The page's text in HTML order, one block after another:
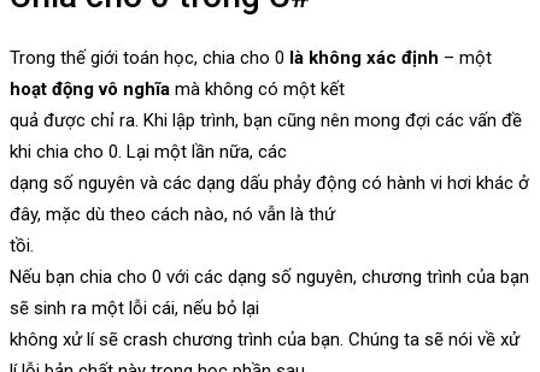
Trong thế giới toán học, chia cho 0 là không xác định – một
hoạt động vô nghĩa mà không có một kết
quả được chỉ ra. Khi lập trình, bạn cũng nên mong đợi các vấn đề
khi chia cho 0. Lại một lần nữa, các
dạng số nguyên và các dạng dấu phảy động có hành vi hơi khác ở
đây, mặc dù theo cách nào, nó vẫn là thứ
tồi.
Nếu bạn chia cho 0 với các dạng số nguyên, chương trình của bạn
sẽ sinh ra một lỗi cái, nếu bỏ lại
không xử lí sẽ crash chương trình của bạn. Chúng ta sẽ nói về xử